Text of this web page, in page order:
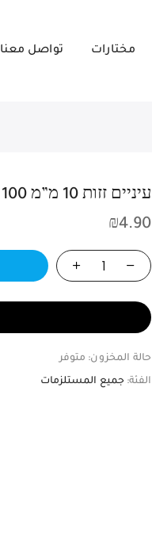
مختارات تواصل معنا
עיניים זזות 10 מ”מ 100 יח’ סופרקיט -عيون متحركة 10 ملم 100 قطعة
₪4.90
حالة المخزون: متوفر
الفئة: جميع المستلزمات